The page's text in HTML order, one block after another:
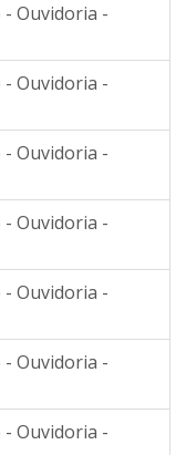
Ouvidoria -
Ouvidoria -
Ouvidoria -
Ouvidoria -
Ouvidoria -
Ouvidoria -
Ouvidoria -